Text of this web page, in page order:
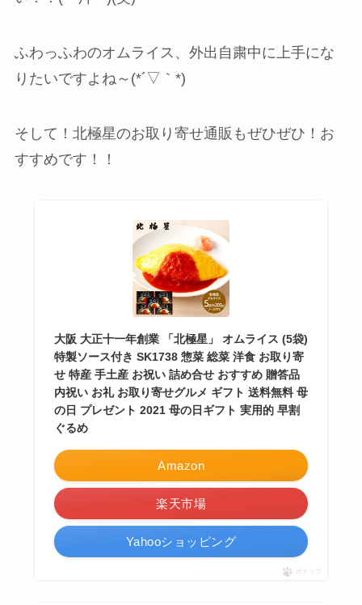
ふわっふわのオムライス、外出自粛中に上手にな
りたいですよね～(*´▽｀*)
そして！北極星のお取り寄せ通販もぜひぜひ！お
すすめです！！
大阪 大正十一年創業 「北極星」 オムライス (5袋)
特製ソース付き SK1738 惣菜 総菜 洋食 お取り寄
せ 特産 手土産 お祝い 詰め合せ おすすめ 贈答品
内祝い お礼 お取り寄せグルメ ギフト 送料無料 母
の日 プレゼント 2021 母の日ギフト 実用的 早割
ぐるめ
Amazon
楽天市場
Yahooショッピング
ポチップ